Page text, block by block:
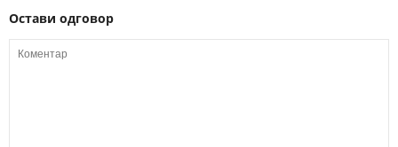
Остави одговор